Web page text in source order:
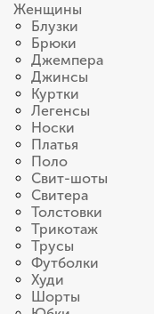
Женщины
Блузки
Брюки
Джемпера
Джинсы
Куртки
Легенсы
Носки
Платья
Поло
Свит-шоты
Свитера
Толстовки
Трикотаж
Трусы
Футболки
Худи
Шорты